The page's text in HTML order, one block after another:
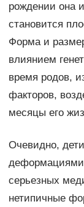
рождении она
становится
Форма и
влиянием
время родов,
факторов,
месяцы его
Очевидно,
деформациями
серьезных
нетипичные